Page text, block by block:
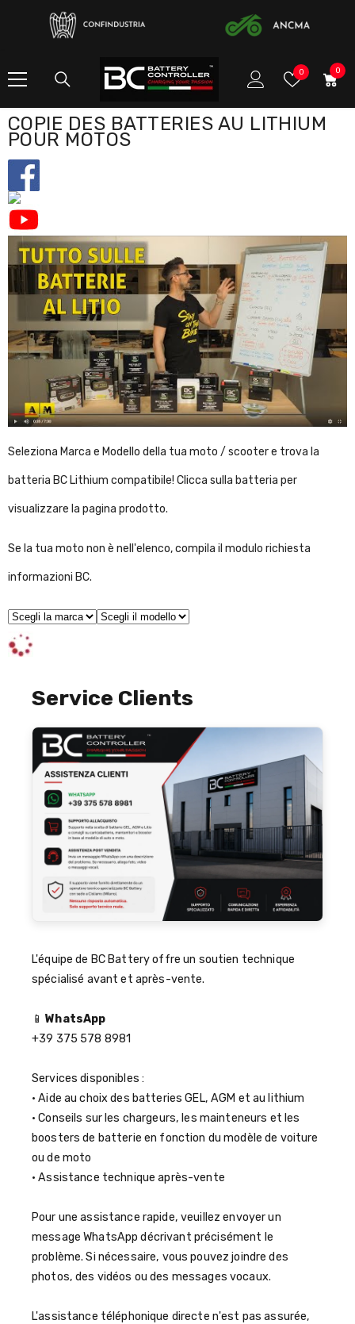
0listes
0
0
item
COPIE DES BATTERIES AU LITHIUM
POUR MOTOS
Seleziona Marca e Modello della tua moto / scooter e trova la
batteria BC Lithium compatibile! Clicca sulla batteria per
visualizzare la pagina prodotto.
Se la tua moto non è nell'elenco, compila il modulo richiesta
informazioni BC.
Service Clients
L'équipe de BC Battery offre un soutien technique
spécialisé avant et après-vente.
📱WhatsApp
+39 375 578 8981
Services disponibles :
• Aide au choix des batteries GEL, AGM et au lithium
• Conseils sur les chargeurs, les mainteneurs et les
boosters de batterie en fonction du modèle de voiture
ou de moto
• Assistance technique après-vente
Pour une assistance rapide, veuillez envoyer un
message WhatsApp décrivant précisément le
problème. Si nécessaire, vous pouvez joindre des
photos, des vidéos ou des messages vocaux.
L'assistance téléphonique directe n'est pas assurée,